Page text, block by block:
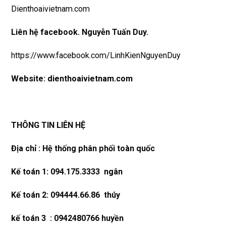
Dienthoaivietnam.com
Liên hệ facebook. Nguyễn Tuấn Duy.
https://www.facebook.com/LinhKienNguyenDuy
Website: dienthoaivietnam.com
THÔNG TIN LIÊN HỆ
Địa chỉ : Hệ thống phân phối toàn quốc
Kế toán 1: 094.175.3333 ngân
Kế toán 2: 094444.66.86 thúy
kế toán 3 : 0942480766 huyền